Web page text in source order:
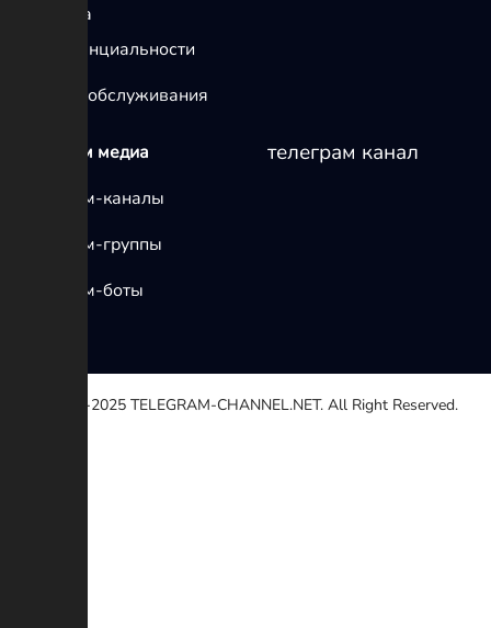
политика
конфиденциальности
условия обслуживания
телеграм медиа
Телеграм-каналы
Телеграм-группы
Телеграм-боты
телеграм канал
© 2020-2025 TELEGRAM-CHANNEL.NET. All Right Reserved.